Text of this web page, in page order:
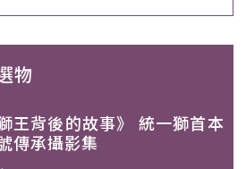
物
王背後的故事》 統一獅首本
傳承攝影集